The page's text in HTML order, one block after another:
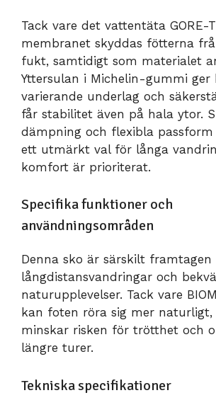
Tack vare det vattentäta GORE-
membranet skyddas fötterna
fukt, samtidigt som materialet
Yttersulan i Michelin-gummi ger
varierande underlag och
får stabilitet även på hala ytor.
dämpning och flexibla
ett utmärkt val för långa
komfort är prioriterat.
Specifika funktioner och
användningsområden
Denna sko är särskilt
långdistansvandringar och
naturupplevelser. Tack vare
kan foten röra sig mer naturligt,
minskar risken för trötthet och
längre turer.
Tekniska specifikationer